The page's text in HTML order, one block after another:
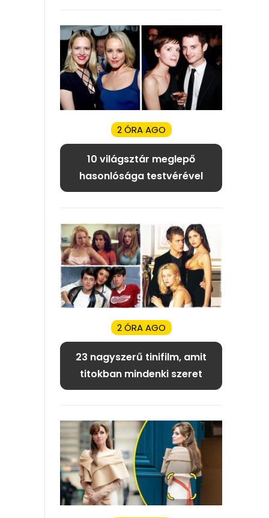
2 ÓRA AGO
10 világsztár meglepő
hasonlósága testvérével
2 ÓRA AGO
23 nagyszerű tinifilm, amit
titokban mindenki szeret